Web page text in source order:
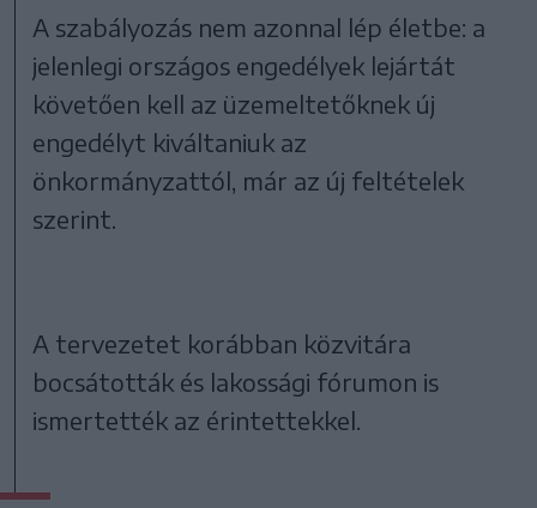
A szabályozás nem azonnal lép életbe: a
jelenlegi országos engedélyek lejártát
követően kell az üzemeltetőknek új
engedélyt kiváltaniuk az
önkormányzattól, már az új feltételek
szerint.
A tervezetet korábban közvitára
bocsátották és lakossági fórumon is
ismertették az érintettekkel.